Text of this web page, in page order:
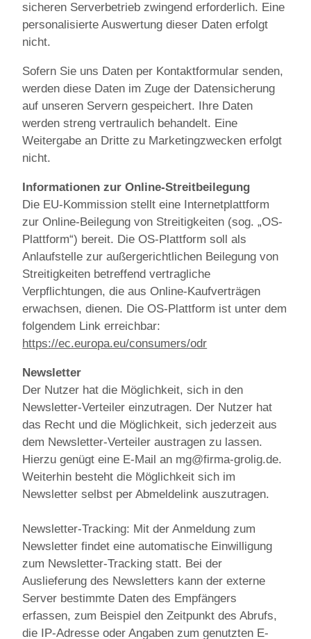
sicheren Serverbetrieb zwingend erforderlich. Eine
personalisierte Auswertung dieser Daten erfolgt
nicht.
Sofern Sie uns Daten per Kontaktformular senden,
werden diese Daten im Zuge der Datensicherung
auf unseren Servern gespeichert. Ihre Daten
werden streng vertraulich behandelt. Eine
Weitergabe an Dritte zu Marketingzwecken erfolgt
nicht.
Informationen zur Online-Streitbeilegung
Die EU-Kommission stellt eine Internetplattform
zur Online-Beilegung von Streitigkeiten (sog. „OS-
Plattform“) bereit. Die OS-Plattform soll als
Anlaufstelle zur außergerichtlichen Beilegung von
Streitigkeiten betreffend vertragliche
Verpflichtungen, die aus Online-Kaufverträgen
erwachsen, dienen. Die OS-Plattform ist unter dem
folgendem Link erreichbar:
https://ec.europa.eu/consumers/odr
Newsletter
Der Nutzer hat die Möglichkeit, sich in den
Newsletter-Verteiler einzutragen. Der Nutzer hat
das Recht und die Möglichkeit, sich jederzeit aus
dem Newsletter-Verteiler austragen zu lassen.
Hierzu genügt eine E-Mail an mg@firma-grolig.de.
Weiterhin besteht die Möglichkeit sich im
Newsletter selbst per Abmeldelink auszutragen.
Newsletter-Tracking: Mit der Anmeldung zum
Newsletter findet eine automatische Einwilligung
zum Newsletter-Tracking statt. Bei der
Auslieferung des Newsletters kann der externe
Server bestimmte Daten des Empfängers
erfassen, zum Beispiel den Zeitpunkt des Abrufs,
die IP-Adresse oder Angaben zum genutzten E-